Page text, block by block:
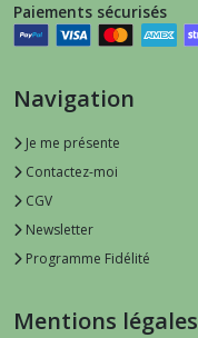
Paiements sécurisés
Navigation
Je me présente
Contactez-moi
CGV
Newsletter
Programme Fidélité
Mentions légales